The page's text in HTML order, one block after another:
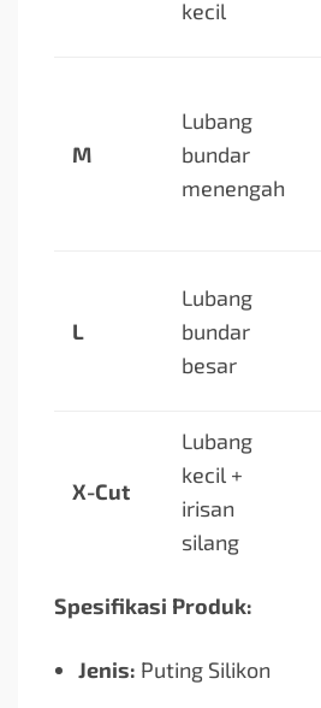
kecil
M
Lubang
bundar
menengah
L
Lubang
bundar
besar
X-Cut
Lubang
kecil +
irisan
silang
Spesifikasi Produk:
Jenis: Puting Silikon